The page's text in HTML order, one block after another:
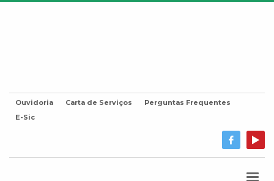
Ouvidoria Carta de Serviços
Perguntas Frequentes
E-Sic